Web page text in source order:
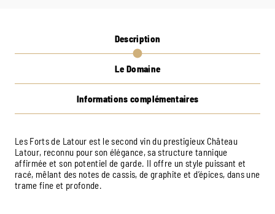
Description
Le Domaine
Informations complémentaires
Les Forts de Latour est le second vin du prestigieux Château
Latour, reconnu pour son élégance, sa structure tannique
affirmée et son potentiel de garde. Il offre un style puissant et
racé, mêlant des notes de cassis, de graphite et d’épices, dans une
trame fine et profonde.